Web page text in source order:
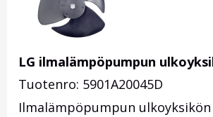
LG ilmalämpöpumpun
Tuotenro: 5901A20045D
Ilmalämpöpumpun